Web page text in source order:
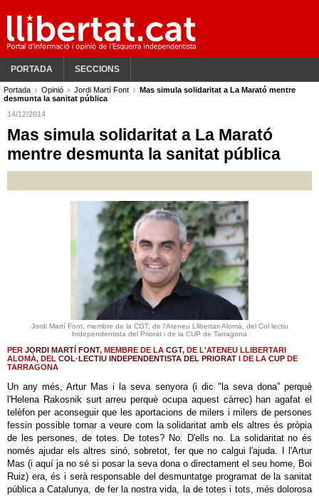
PORTADA SECCIONS
Portada Opinió Jordi Martí Font
Mas simula solidaritat a La Marató mentre
desmunta la sanitat pública
14/12/2014
Mas simula solidaritat a La Marató
mentre desmunta la sanitat pública
Jordi Martí Font, membre de la CGT, de l'Ateneu Llibertari Alomà, del Col·lectiu
Independentista del Priorat i de la CUP de Tarragona
PER JORDI MARTÍ FONT, MEMBRE DE LA CGT, DE L'ATENEU LLIBERTARI
ALOMÀ, DEL COL·LECTIU INDEPENDENTISTA DEL PRIORAT I DE LA CUP DE
TARRAGONA
Un any més, Artur Mas i la seva senyora (i dic "la seva dona” perquè
l'Helena Rakosnik surt arreu perquè ocupa aquest càrrec) han agafat el
telèfon per aconseguir que les aportacions de milers i milers de persones
fessin possible tornar a veure com la solidaritat amb els altres és pròpia
de les persones, de totes. De totes? No. D'ells no. La solidaritat no és
només ajudar els altres sinó, sobretot, fer que no calgui l'ajuda. I l'Artur
Mas (i aquí ja no sé si posar la seva dona o directament el seu home, Boi
Ruiz) era, és i serà responsable del desmuntatge programat de la sanitat
pública a Catalunya, de fer la nostra vida, la de totes i tots, més dolorosa